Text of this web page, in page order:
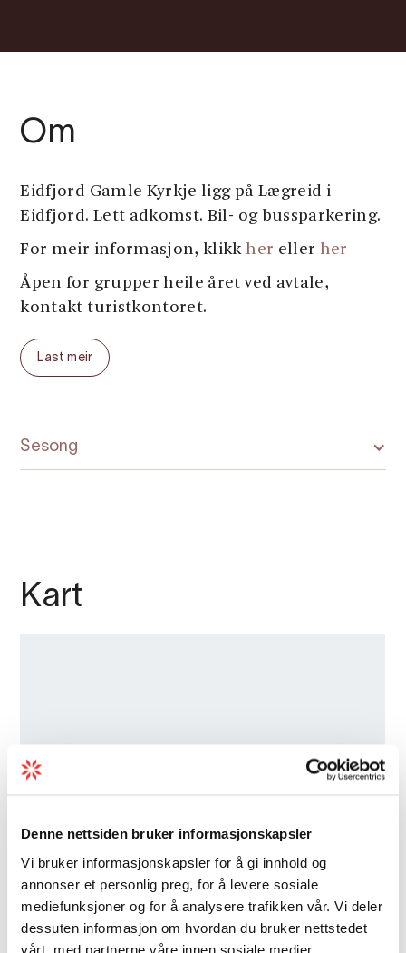
Denne nettsiden bruker informasjonskapsler
Vi bruker informasjonskapsler for å gi innhold og
annonser et personlig preg, for å levere sosiale
mediefunksjoner og for å analysere trafikken vår. Vi deler
dessuten informasjon om hvordan du bruker nettstedet
vårt, med partnerne våre innen sosiale medier,
Om
Eidfjord Gamle Kyrkje ligg på Lægreid i
Eidfjord. Lett adkomst. Bil- og bussparkering.
For meir informasjon, klikk her eller her
Åpen for grupper heile året ved avtale,
kontakt turistkontoret.
Gruppepris.
Last meir
Sesong
Kart